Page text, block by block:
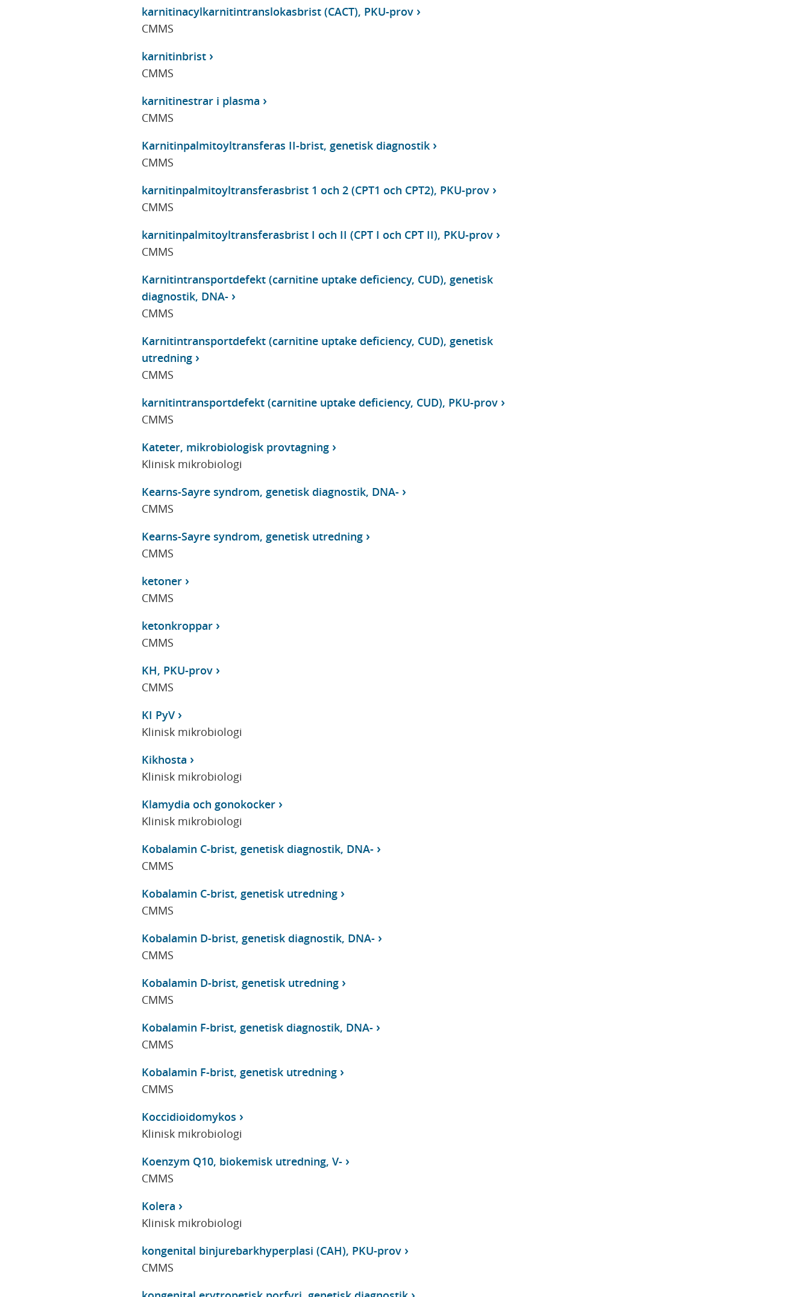
karnitinacylkarnitintranslokasbrist (CACT), PKU-prov
CMMS
karnitinbrist
CMMS
karnitinestrar i plasma
CMMS
Karnitinpalmitoyltransferas II-brist, genetisk diagnostik
CMMS
karnitinpalmitoyltransferasbrist 1 och 2 (CPT1 och CPT2), PKU-prov
CMMS
karnitinpalmitoyltransferasbrist I och II (CPT I och CPT II), PKU-prov
CMMS
Karnitintransportdefekt (carnitine uptake deficiency, CUD), genetisk
diagnostik, DNA-
CMMS
Karnitintransportdefekt (carnitine uptake deficiency, CUD), genetisk
utredning
CMMS
karnitintransportdefekt (carnitine uptake deficiency, CUD), PKU-prov
CMMS
Kateter, mikrobiologisk provtagning
Klinisk mikrobiologi
Kearns-Sayre syndrom, genetisk diagnostik, DNA-
CMMS
Kearns-Sayre syndrom, genetisk utredning
CMMS
ketoner
CMMS
ketonkroppar
CMMS
KH, PKU-prov
CMMS
KI PyV
Klinisk mikrobiologi
Kikhosta
Klinisk mikrobiologi
Klamydia och gonokocker
Klinisk mikrobiologi
Kobalamin C-brist, genetisk diagnostik, DNA-
CMMS
Kobalamin C-brist, genetisk utredning
CMMS
Kobalamin D-brist, genetisk diagnostik, DNA-
CMMS
Kobalamin D-brist, genetisk utredning
CMMS
Kobalamin F-brist, genetisk diagnostik, DNA-
CMMS
Kobalamin F-brist, genetisk utredning
CMMS
Koccidioidomykos
Klinisk mikrobiologi
Koenzym Q10, biokemisk utredning, V-
CMMS
Kolera
Klinisk mikrobiologi
kongenital binjurebarkhyperplasi (CAH), PKU-prov
CMMS